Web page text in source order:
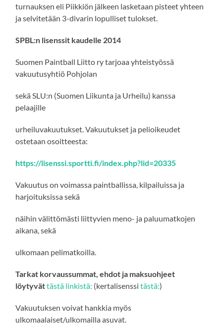
turnauksen eli Piikkiön jälkeen lasketaan pisteet yhteen
ja selvitetään 3-divarin lopulliset tulokset.
SPBL:n lisenssit kaudelle 2014
Suomen Paintball Liitto ry tarjoaa yhteistyössä
vakuutusyhtiö Pohjolan
sekä SLU:n (Suomen Liikunta ja Urheilu) kanssa
pelaajille
urheiluvakuutukset. Vakuutukset ja pelioikeudet
ostetaan osoitteesta:
https://lisenssi.sportti.fi/index.php?lid=20335
Vakuutus on voimassa paintballissa, kilpailuissa ja
harjoituksissa sekä
näihin välittömästi liittyvien meno- ja paluumatkojen
aikana, sekä
ulkomaan pelimatkoilla.
Tarkat korvaussummat, ehdot ja maksuohjeet
löytyvättästä linkistä: (kertalisenssitästä:)
Vakuutuksen voivat hankkia myös
ulkomaalaiset/ulkomailla asuvat.